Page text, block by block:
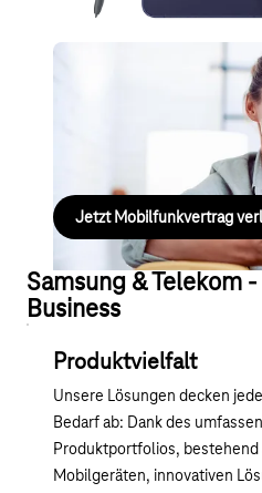
Sie sind bereits
Verlängern Sie Ihren Vertrag
Samsung Smartphone oder
Jetzt Mobilfunkvertrag
Samsung & Telekom
Business
Produktvielfalt
Unsere Lösungen decken
Bedarf ab: Dank des
Produktportfolios, bestehend
Mobilgeräten, innovativen